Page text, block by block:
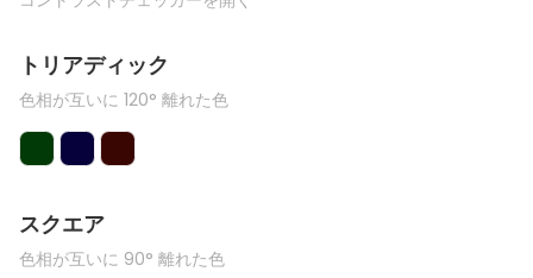
トリアディック
色相が互いに 120° 離れた色
スクエア
色相が互いに 90° 離れた色